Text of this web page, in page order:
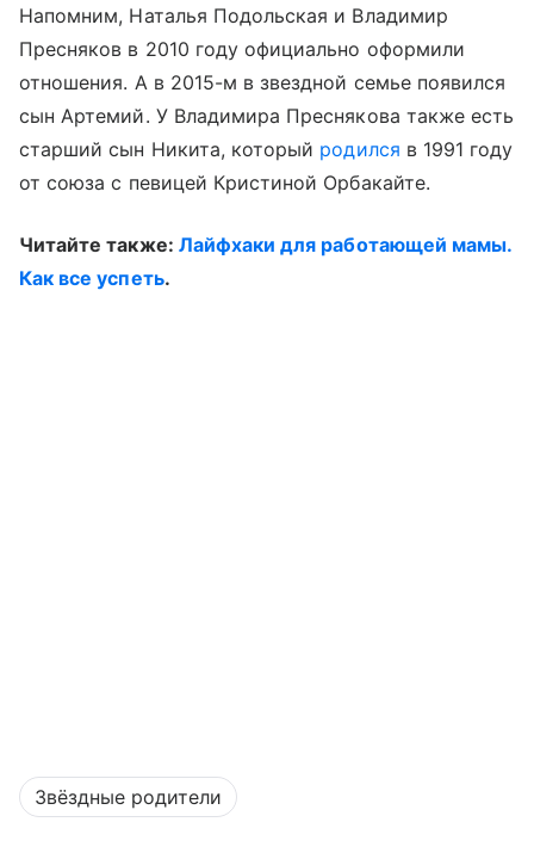
Напомним, Наталья Подольская и Владимир
Пресняков в 2010 году официально оформили
отношения. А в 2015-м в звездной семье появился
сын Артемий. У Владимира Преснякова также есть
старший сын Никита, который родился в 1991 году
от союза с певицей Кристиной Орбакайте.
Читайте также: Лайфхаки для работающей мамы.
Как все успеть.
Звёздные родители